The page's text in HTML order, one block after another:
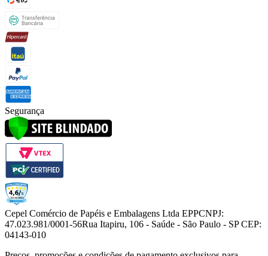
Segurança
Cepel Comércio de Papéis e Embalagens Ltda EPPCNPJ:
47.023.981/0001-56Rua Itapiru, 106 - Saúde - São Paulo - SP CEP:
04143-010